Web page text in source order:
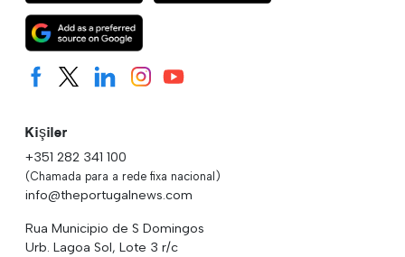
Kişiler
+351 282 341 100
(Chamada para a rede fixa nacional)
info@theportugalnews.com
Rua Municipio de S Domingos
Urb. Lagoa Sol, Lote 3 r/c